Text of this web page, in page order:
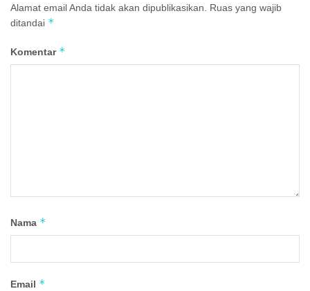
Alamat email Anda tidak akan dipublikasikan.
Ruas yang wajib
ditandai *
Komentar *
Nama *
Email *